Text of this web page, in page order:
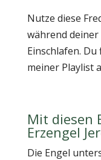
Nutze diese
während
Einschlafen.
meiner Playlist
Mit diesen
Erzengel
Die Engel